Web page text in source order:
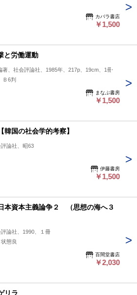
カバラ書店
￥1,500
と労働運動
著、社会評論社、1985年、217p、19cm、1冊
6判
まなぶ書房
￥1,500
国の社会学的考察】
論社、昭63
伊藤書房
￥1,500
本資本主義論争２ （思想の海へ３
論社、1990、１冊
態良
百間堂書店
￥2,030
リラ